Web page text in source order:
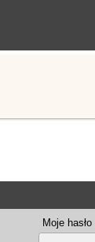
Moje hasło